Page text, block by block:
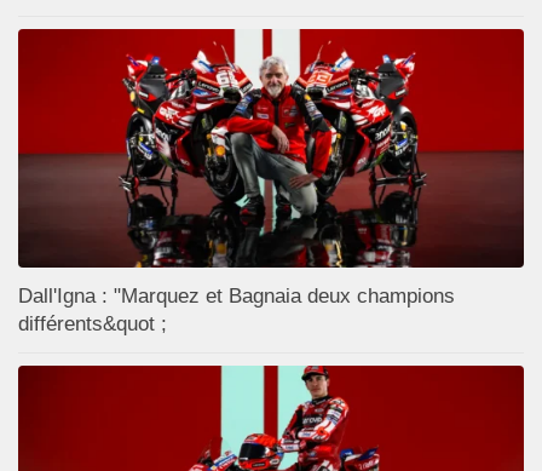
Dall'Igna : "Marquez et Bagnaia deux champions
différents&quot ;